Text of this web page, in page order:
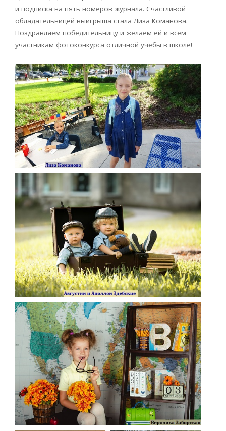
и подписка на пять номеров журнала. Счастливой
обладательницей выигрыша стала Лиза Команова.
Поздравляем победительницу и желаем ей и всем
участникам фотоконкурса отличной учебы в школе!